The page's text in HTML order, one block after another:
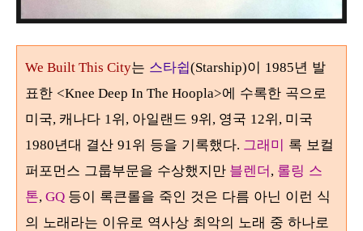
We Built This City는 스타쉽(Starship)이 1985년 발
표한 <Knee Deep In The Hoopla>에 수록한 곡으로
미국, 캐나다 1위, 아일랜드 9위, 영국 12위, 미국
1980년대 결산 91위 등을 기록했다. 그래미 록 보컬
퍼포먼스 그룹부문을 수상했지만 블렌더, 롤링 스
톤, GQ 등이 록큰롤을 죽인 것은 다름 아닌 이런 식
의 노래라는 이유로 역사상 최악의 노래 중 하나로